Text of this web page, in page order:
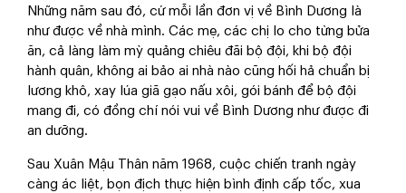
Những năm sau đó, cứ mỗi lần đơn vị về Bình Dương là
như được về nhà mình. Các mẹ, các chị lo cho từng bửa
ăn, cả làng làm mỳ quảng chiêu đãi bộ đội, khi bộ đội
hành quân, không ai bảo ai nhà nào cũng hối hả chuẩn bị
lương khô, xay lúa giã gạo nấu xôi, gói bánh để bộ đội
mang đi, có đồng chí nói vui về Bình Dương như được đi
an dưỡng.
Sau Xuân Mậu Thân năm 1968, cuộc chiến tranh ngày
càng ác liệt, bọn địch thực hiện bình định cấp tốc, xua